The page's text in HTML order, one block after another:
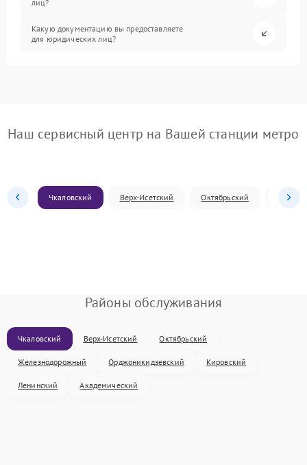
лиц?
Какую документацию вы предоставляете
для юридических лиц?
Наш сервисный центр на Вашей станции метро
Чкаловский Верх-Исетский Октябрьский
Районы обслуживания
Чкаловский Верх-Исетский Октябрьский
Железнодорожный Орджоникидзевский Кировский
Ленинский Академический